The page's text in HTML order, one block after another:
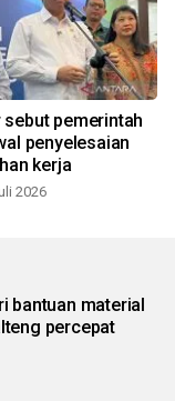
sebut pemerintah
penyelesaian
kerja
2026
bantuan material
percepat